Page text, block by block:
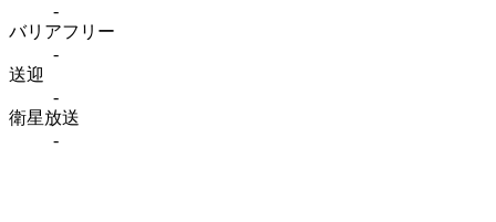
-
バリアフリー
-
送迎
-
衛星放送
-